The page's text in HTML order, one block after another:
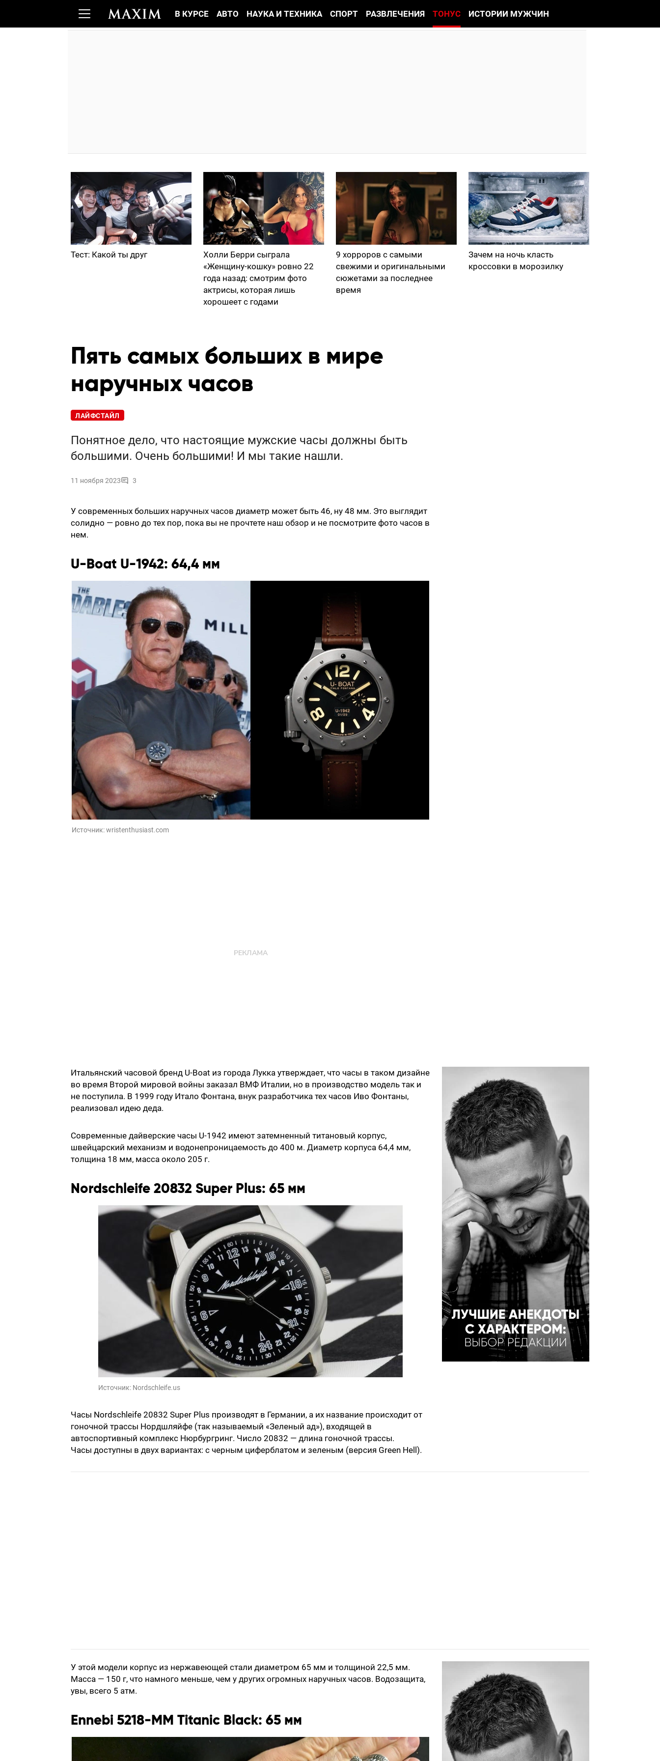
В КУРСЕ АВТО НАУКА И ТЕХНИКА СПОРТ РАЗВЛЕЧЕНИЯ ТОНУС ИСТОРИИ МУЖЧИН
Тест: Какой ты друг
Холли Берри сыграла
«Женщину-кошку» ровно 22
года назад: смотрим фото
актрисы, которая лишь
хорошеет с годами
9 хорроров с самыми
свежими и оригинальными
сюжетами за последнее
время
Зачем на ночь класть
кроссовки в морозилку
Пять самых больших в мире
наручных часов
ЛАЙФСТАЙЛ
Понятное дело, что настоящие мужские часы должны быть
большими. Очень большими! И мы такие нашли.
11 ноября 2023 3
У современных больших наручных часов диаметр может быть 46, ну 48 мм. Это выглядит
солидно — ровно до тех пор, пока вы не прочтете наш обзор и не посмотрите фото часов в
нем.
U-Boat U-1942: 64,4 мм
Источник:wristenthusiast.com
Итальянский часовой бренд U-Boat из города Лукка утверждает, что часы в таком дизайне
во время Второй мировой войны заказал ВМФ Италии, но в производство модель так и
не поступила. В 1999 году Итало Фонтана, внук разработчика тех часов Иво Фонтаны,
реализовал идею деда.
Современные дайверские часы U-1942 имеют затемненный титановый корпус,
швейцарский механизм и водонепроницаемость до 400 м. Диаметр корпуса 64,4 мм,
толщина 18 мм, масса около 205 г.
Nordschleife 20832 Super Plus: 65 мм
Источник: Nordschleife.us
Часы Nordschleife 20832 Super Plus производят в Германии, а их название происходит от
гоночной трассы Нордшляйфе (так называемый «Зеленый ад»), входящей в
автоспортивный комплекс Нюрбургринг. Число 20832 — длина гоночной трассы.
Часы доступны в двух вариантах: с черным циферблатом и зеленым (версия Green Hell).
У этой модели корпус из нержавеющей стали диаметром 65 мм и толщиной 22,5 мм.
Масса — 150 г, что намного меньше, чем у других огромных наручных часов. Водозащита,
увы, всего 5 атм.
Ennebi 5218-MM Titanic Black: 65 мм